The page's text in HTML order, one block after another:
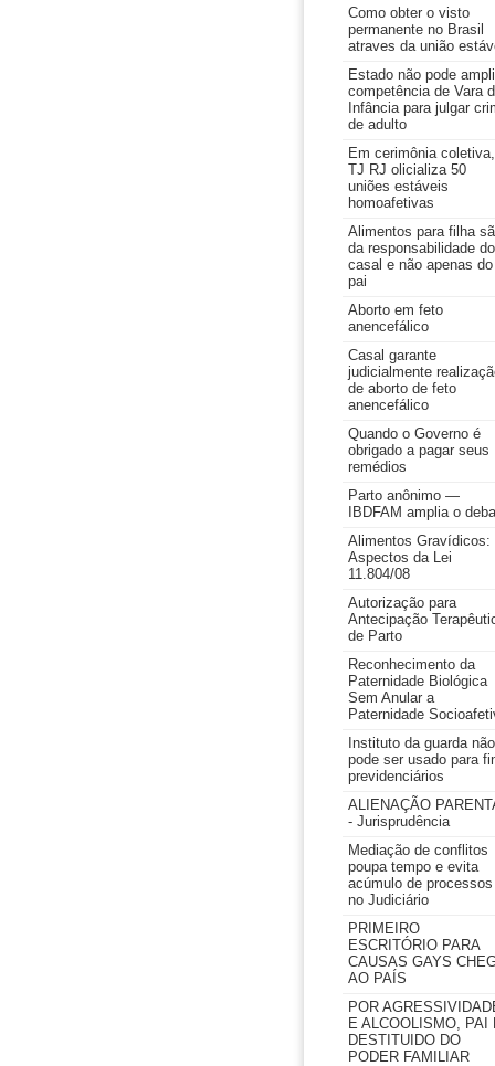
Como obter o visto
permanente no Brasil
atraves da união
Estado não pode
competência de Vara
Infância para julgar
de adulto
Em cerimônia coletiva,
TJ RJ olicializa 50
uniões estáveis
homoafetivas
Alimentos para filha
da responsabilidade do
casal e não apenas do
pai
Aborto em feto
anencefálico
Casal garante
judicialmente
de aborto de feto
anencefálico
Quando o Governo é
obrigado a pagar seus
remédios
Parto anônimo —
IBDFAM amplia o
Alimentos Gravídicos:
Aspectos da Lei
11.804/08
Autorização para
Antecipação
de Parto
Reconhecimento da
Paternidade Biológica
Sem Anular a
Paternidade
Instituto da guarda não
pode ser usado para
previdenciários
ALIENAÇÃO
- Jurisprudência
Mediação de conflitos
poupa tempo e evita
acúmulo de processos
no Judiciário
PRIMEIRO
ESCRITÓRIO PARA
CAUSAS GAYS
AO PAÍS
POR
E ALCOOLISMO, PAI
DESTITUIDO DO
PODER FAMILIAR